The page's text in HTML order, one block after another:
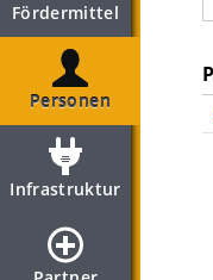
Fördermittel
Personen
Infrastruktur